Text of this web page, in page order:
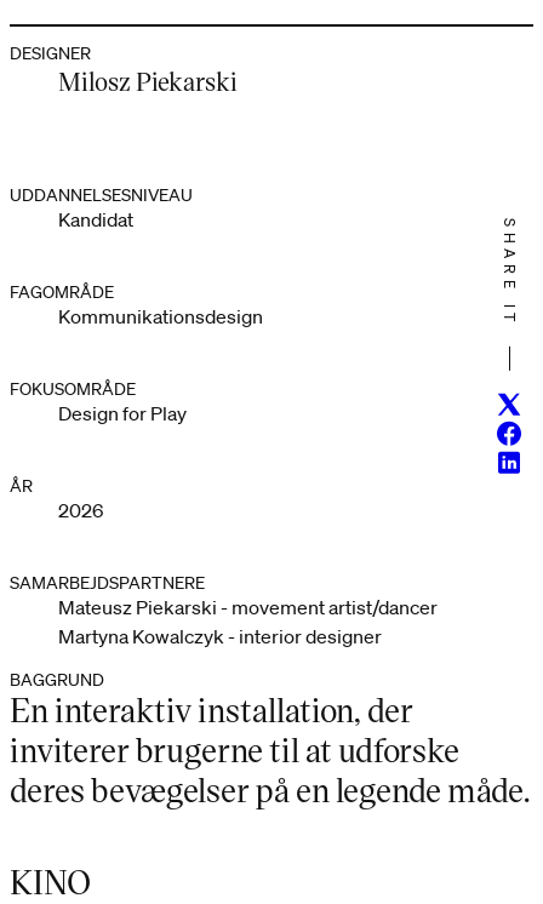
DESIGNER
Milosz Piekarski
UDDANNELSESNIVEAU
Kandidat
FAGOMRÅDE
Kommunikationsdesign
FOKUSOMRÅDE
Design for Play
ÅR
2026
SAMARBEJDSPARTNERE
Mateusz Piekarski - movement artist/dancer
Martyna Kowalczyk - interior designer
SHARE IT
BAGGRUND
En interaktiv installation, der
inviterer brugerne til at udforske
deres bevægelser på en legende måde.
KINO